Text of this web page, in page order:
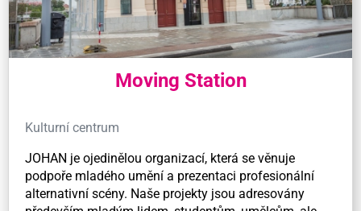
Moving Station
Kulturní centrum
JOHAN je ojedinělou organizací, která se věnuje
podpoře mladého umění a prezentaci profesionální
alternativní scény. Naše projekty jsou adresovány